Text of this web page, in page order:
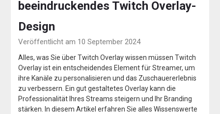
beeindruckendes Twitch Overlay-
Design
Veröffentlicht am 10 September 2024
Alles, was Sie über Twitch Overlay wissen müssen Twitch
Overlay ist ein entscheidendes Element für Streamer, um
ihre Kanäle zu personalisieren und das Zuschauererlebnis
zu verbessern. Ein gut gestaltetes Overlay kann die
Professionalität Ihres Streams steigern und Ihr Branding
stärken. In diesem Artikel erfahren Sie alles Wissenswerte